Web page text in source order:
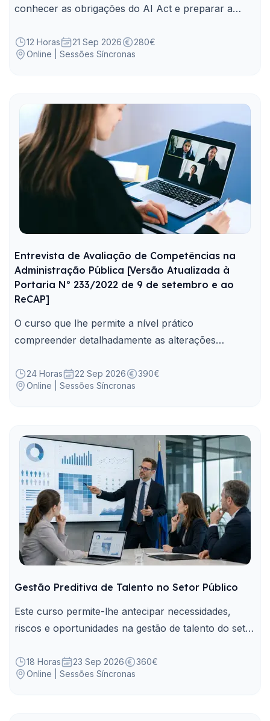
conhecer as obrigações do AI Act e preparar a
utilização de sistemas de IA.
12 Horas 21 Sep 2026
280€
Online | Sessões Síncronas
Entrevista de Avaliação de Competências na
Administração Pública [Versão Atualizada à
Portaria Nº 233/2022 de 9 de setembro e ao
ReCAP]
O curso que lhe permite a nível prático
compreender detalhadamente as alterações
à aplicação da Entrevista de Avaliação de
Competências.
24 Horas 22 Sep 2026
390€
Online | Sessões Síncronas
Gestão Preditiva de Talento no Setor Público
Este curso permite-lhe antecipar necessidades,
riscos e oportunidades na gestão de talento do setor
18 Horas 23 Sep 2026
360€
Online | Sessões Síncronas